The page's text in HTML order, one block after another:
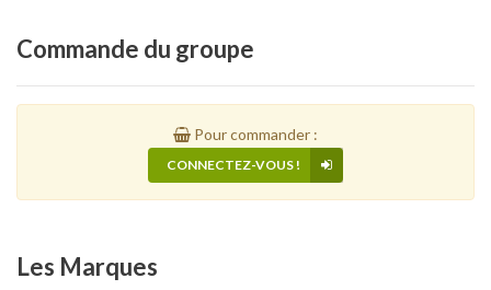
Commande du groupe
Pour commander :
CONNECTEZ-VOUS !
Les Marques